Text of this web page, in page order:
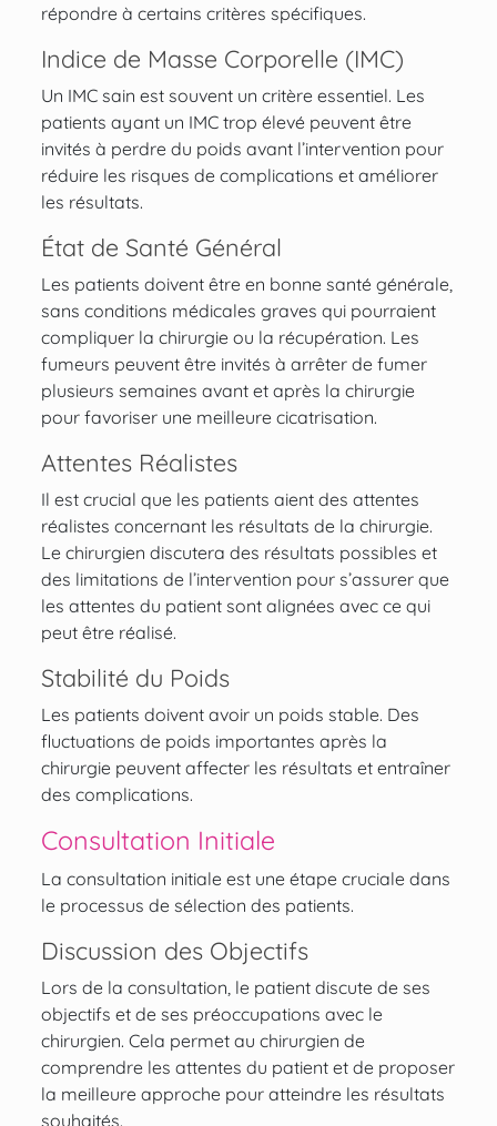
répondre à certains critères spécifiques.
Indice de Masse Corporelle (IMC)
Un IMC sain est souvent un critère essentiel. Les
patients ayant un IMC trop élevé peuvent être
invités à perdre du poids avant l’intervention pour
réduire les risques de complications et améliorer
les résultats.
État de Santé Général
Les patients doivent être en bonne santé générale,
sans conditions médicales graves qui pourraient
compliquer la chirurgie ou la récupération. Les
fumeurs peuvent être invités à arrêter de fumer
plusieurs semaines avant et après la chirurgie
pour favoriser une meilleure cicatrisation.
Attentes Réalistes
Il est crucial que les patients aient des attentes
réalistes concernant les résultats de la chirurgie.
Le chirurgien discutera des résultats possibles et
des limitations de l’intervention pour s’assurer que
les attentes du patient sont alignées avec ce qui
peut être réalisé.
Stabilité du Poids
Les patients doivent avoir un poids stable. Des
fluctuations de poids importantes après la
chirurgie peuvent affecter les résultats et entraîner
des complications.
Consultation Initiale
La consultation initiale est une étape cruciale dans
le processus de sélection des patients.
Discussion des Objectifs
Lors de la consultation, le patient discute de ses
objectifs et de ses préoccupations avec le
chirurgien. Cela permet au chirurgien de
comprendre les attentes du patient et de proposer
la meilleure approche pour atteindre les résultats
souhaités.